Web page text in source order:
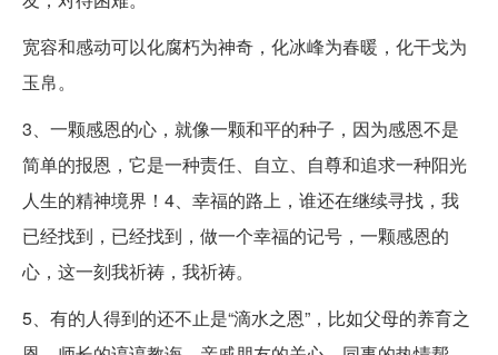
宽容和感动可以化腐朽为神奇，化冰峰为春暖，化干戈为
玉帛。
3、一颗感恩的心，就像一颗和平的种子，因为感恩不是
简单的报恩，它是一种责任、自立、自尊和追求一种阳光
人生的精神境界！4、幸福的路上，谁还在继续寻找，我
已经找到，已经找到，做一个幸福的记号，一颗感恩的
心，这一刻我祈祷，我祈祷。
5、有的人得到的还不止是“滴水之恩”，比如父母的养育之